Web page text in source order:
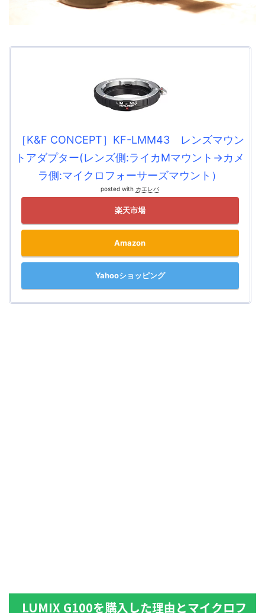
［K&F CONCEPT］KF-LMM43 レンズマウン
トアダプター(レンズ側:ライカMマウント→カメ
ラ側:マイクロフォーサーズマウント）
posted with カエレバ
楽天市場
Amazon
Yahooショッピング
LUMIX G100を購入した理由とマイクロフ